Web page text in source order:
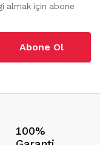
almak için abone
Abone Ol
100%